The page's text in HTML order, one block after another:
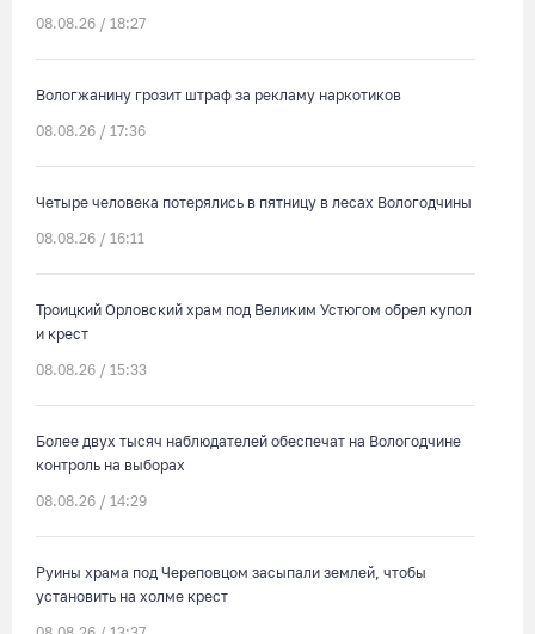
08.08.26 / 18:27
Вологжанину грозит штраф за рекламу наркотиков
08.08.26 / 17:36
Четыре человека потерялись в пятницу в лесах Вологодчины
08.08.26 / 16:11
Троицкий Орловский храм под Великим Устюгом обрел купол
и крест
08.08.26 / 15:33
Более двух тысяч наблюдателей обеспечат на Вологодчине
контроль на выборах
08.08.26 / 14:29
Руины храма под Череповцом засыпали землей, чтобы
установить на холме крест